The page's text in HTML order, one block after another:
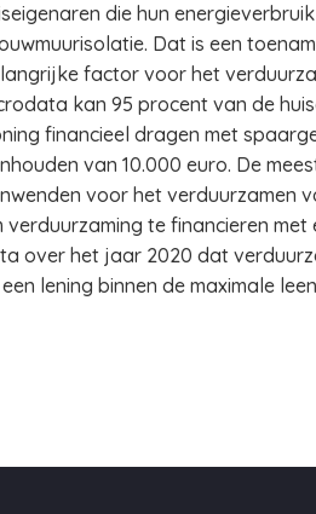
die hun
Dat is een
factor voor het
kan 95 procent van de
financieel dragen met
van 10.000 euro. De
voor het verduurzamen
verduurzaming te financieren
over het jaar 2020 dat
lening binnen de maximale